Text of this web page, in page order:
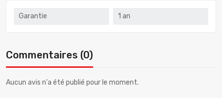
Garantie 1 an
Commentaires (0)
Aucun avis n'a été publié pour le moment.